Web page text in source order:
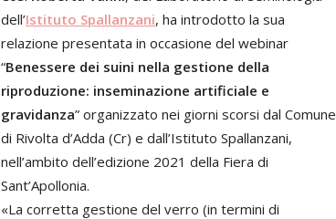
dell’Istituto Spallanzani, ha introdotto la sua
relazione presentata in occasione del webinar
“Benessere dei suini nella gestione della
riproduzione: inseminazione artificiale e
gravidanza” organizzato nei giorni scorsi dal Comune
di Rivolta d’Adda (Cr) e dall’Istituto Spallanzani,
nell’ambito dell’edizione 2021 della Fiera di
Sant’Apollonia.
«La corretta gestione del verro (in termini di